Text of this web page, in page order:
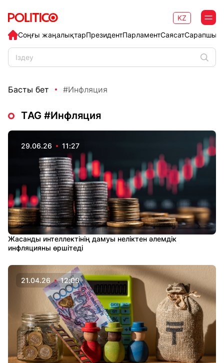
Соңғы жаңалықтарПрезидентПарламентСаясат
KZ
Басты бет #Инфляция
ТAG #Инфляция
29.06.26 11:27
Жасанды интеллектінің дамуы неліктен әлемдік
инфляцияны өршітеді
21.04.26 12:00